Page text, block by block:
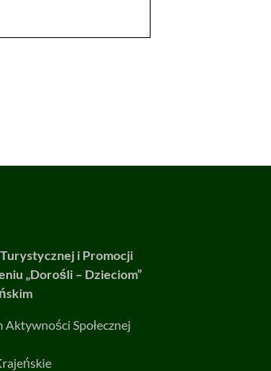
i Promocji
„Dorośli – Dzieciom”
Społecznej